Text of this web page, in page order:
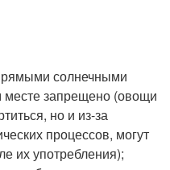
солнечными
месте запрещено (овощи
но и из-за
процессов, могут
их употребления);